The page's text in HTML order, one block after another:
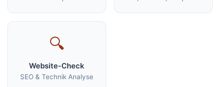
🔍
Website-Check
SEO & Technik Analyse